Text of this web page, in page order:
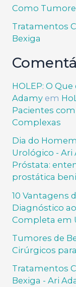
Como
Tratamentos
Bexiga
HOLEP: O
Adamyem
Pacientes
Complexas
Dia do
Urológico - Ari
Próstata:
prostática
10 Vantagens
Diagnóstico
Completa em
Tumores de
Cirúrgicos
Tratamentos
Bexiga - Ari